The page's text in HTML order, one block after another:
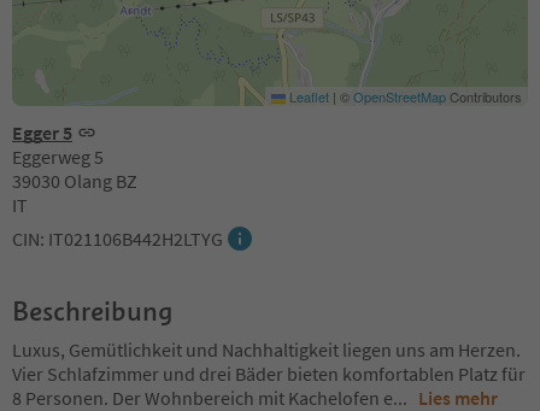
Egger 5
Eggerweg 5
39030 Olang BZ
IT
CIN: IT021106B442H2LTYG
Leaflet | ©OpenStreetMapContributors
Beschreibung
Luxus, Gemütlichkeit und Nachhaltigkeit liegen uns am Herzen.
Vier Schlafzimmer und drei Bäder bieten komfortablen Platz für
8 Personen. Der Wohnbereich mit Kachelofen e... Lies mehr